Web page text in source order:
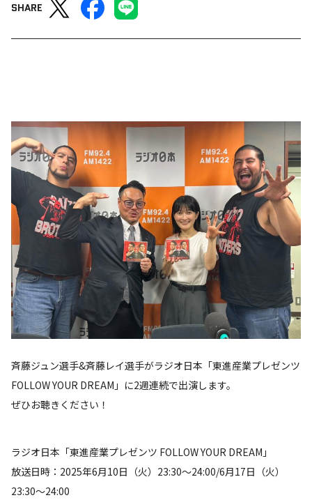
SHARE
斉藤ジュン選手&斉藤レイ選手がラジオ日本「東進産業プレゼンツ
FOLLOW YOUR DREAM」に2週連続で出演します。
ぜひお聴きください！
ラジオ日本「東進産業プレゼンツ FOLLOW YOUR DREAM」
放送日時：2025年6月10日（火）23:30～24:00/6月17日（火）
23:30～24:00